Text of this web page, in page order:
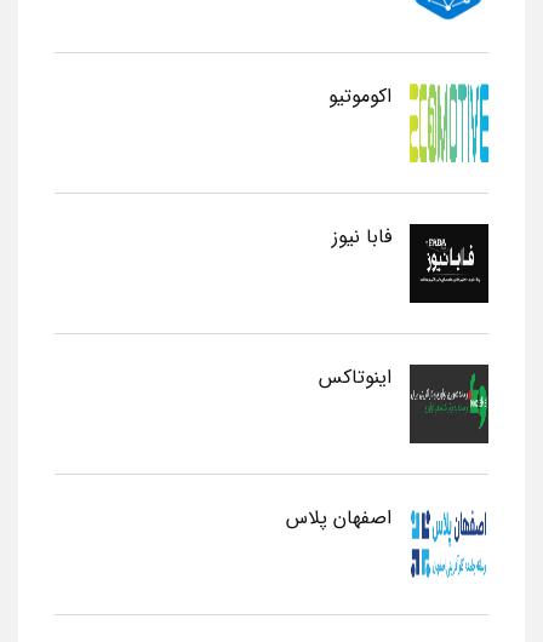
اکوموتیو
فابا نیوز
اینوتاکس
اصفهان پلاس